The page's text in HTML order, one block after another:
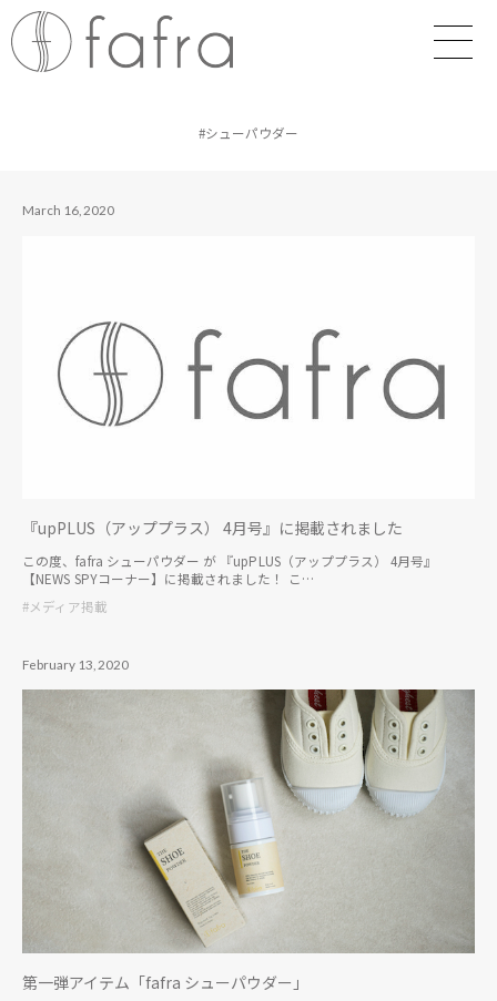
#シューパウダー
March 16, 2020
『upPLUS（アッププラス） 4月号』に掲載されました
この度、fafra シューパウダー が 『upPLUS（アッププラス） 4月号』
【NEWS SPYコーナー】に掲載されました！ こ…
#メディア掲載
February 13, 2020
第一弾アイテム「fafra シューパウダー」